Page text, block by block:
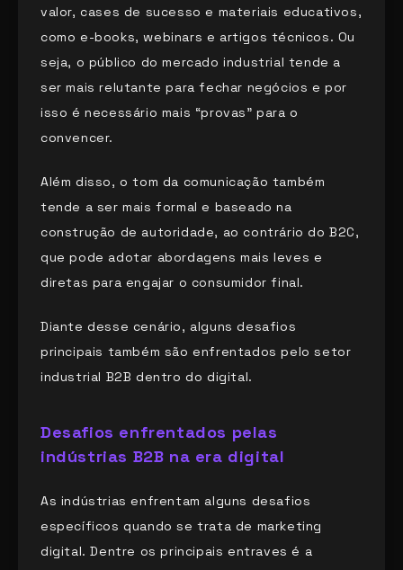
valor, cases de sucesso e materiais educativos,
como e-books, webinars e artigos técnicos. Ou
seja, o público do mercado industrial tende a
ser mais relutante para fechar negócios e por
isso é necessário mais “provas” para o
convencer.
Além disso, o tom da comunicação também
tende a ser mais formal e baseado na
construção de autoridade, ao contrário do B2C,
que pode adotar abordagens mais leves e
diretas para engajar o consumidor final.
Diante desse cenário, alguns desafios
principais também são enfrentados pelo setor
industrial B2B dentro do digital.
Desafios enfrentados pelas
indústrias B2B na era digital
As indústrias enfrentam alguns desafios
específicos quando se trata de marketing
digital. Dentre os principais entraves é a